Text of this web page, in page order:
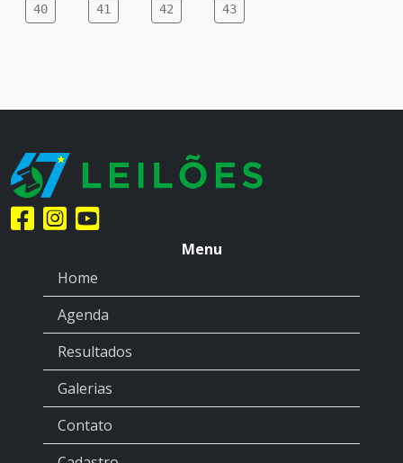
40 41 42 43
Menu
Home
Agenda
Resultados
Galerias
Contato